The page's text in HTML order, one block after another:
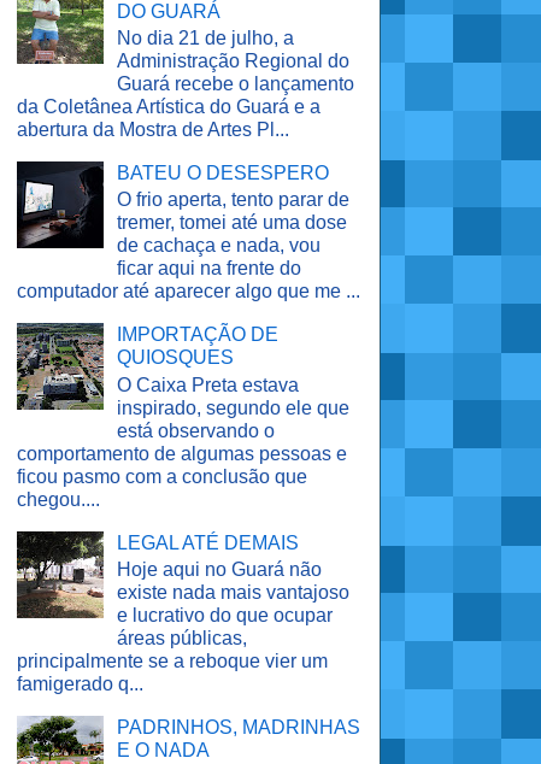
DO GUARÁ
No dia 21 de julho, a
Administração Regional do
Guará recebe o lançamento
da Coletânea Artística do Guará e a
abertura da Mostra de Artes Pl...
BATEU O DESESPERO
O frio aperta, tento parar de
tremer, tomei até uma dose
de cachaça e nada, vou
ficar aqui na frente do
computador até aparecer algo que me ...
IMPORTAÇÃO DE
QUIOSQUES
O Caixa Preta estava
inspirado, segundo ele que
está observando o
comportamento de algumas pessoas e
ficou pasmo com a conclusão que
chegou....
LEGAL ATÉ DEMAIS
Hoje aqui no Guará não
existe nada mais vantajoso
e lucrativo do que ocupar
áreas públicas,
principalmente se a reboque vier um
famigerado q...
PADRINHOS, MADRINHAS
E O NADA